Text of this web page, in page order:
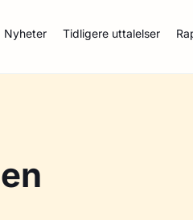
Nyheter Tidligere uttalelser